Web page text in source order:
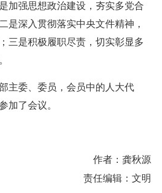
加强思想政治建设，夯实多党合
是深入贯彻落实中央文件精神，
三是积极履职尽责，切实彰显多
主委、委员，会员中的人大代
加了会议。
作者：龚秋源
责任编辑：文明